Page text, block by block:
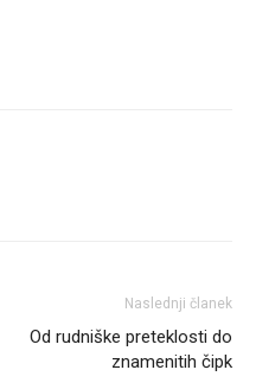
Naslednji članek
Od rudniške preteklosti do
znamenitih čipk